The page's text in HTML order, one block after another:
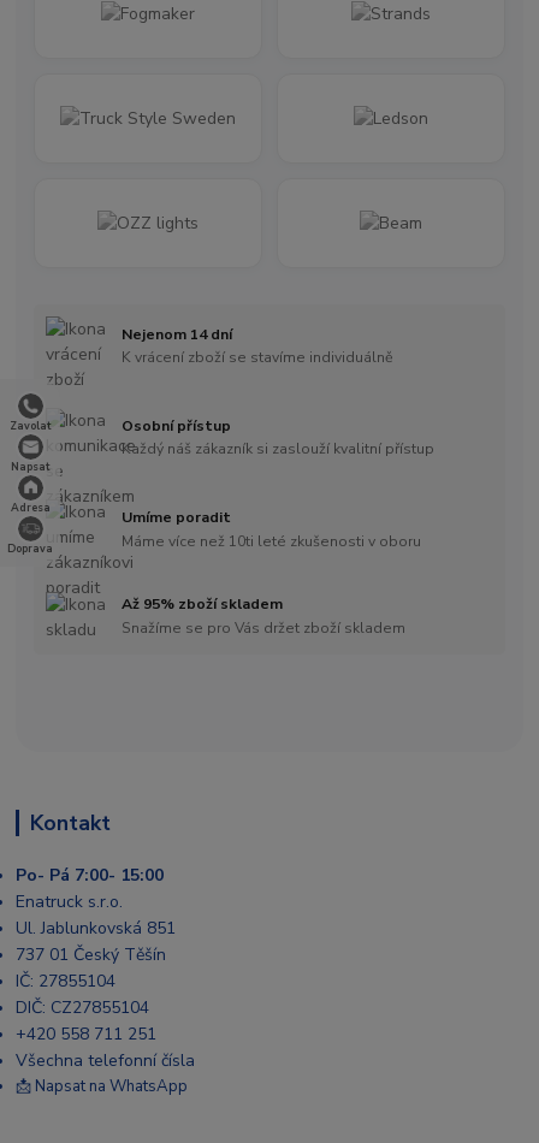
Zavolat
Napsat
Adresa
Doprava
Nejenom 14 dní
K vrácení zboží se stavíme individuálně
Osobní přístup
Každý náš zákazník si zaslouží kvalitní přístup
Umíme poradit
Máme více než 10ti leté zkušenosti v oboru
Až 95% zboží skladem
Snažíme se pro Vás držet zboží skladem
Kontakt
Po- Pá 7:00- 15:00
Enatruck s.r.o.
Ul. Jablunkovská 851
737 01 Český Těšín
IČ: 27855104
DIČ: CZ27855104
+420 558 711 251
Všechna telefonní čísla
📩 Napsat na WhatsApp